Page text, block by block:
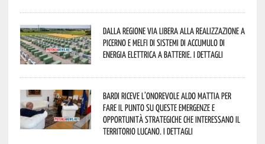
Dalla Regione via libera alla realizzazione a
Picerno e Melfi di sistemi di accumulo di
energia elettrica a batterie. I dettagli
Bardi riceve l’onorevole Aldo Mattia per
fare il punto su queste emergenze e
opportunità strategiche che interessano il
territorio lucano. I dettagli